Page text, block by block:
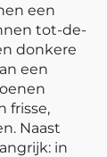
een
tot-de-
donkere
een
frisse,
Naast
in